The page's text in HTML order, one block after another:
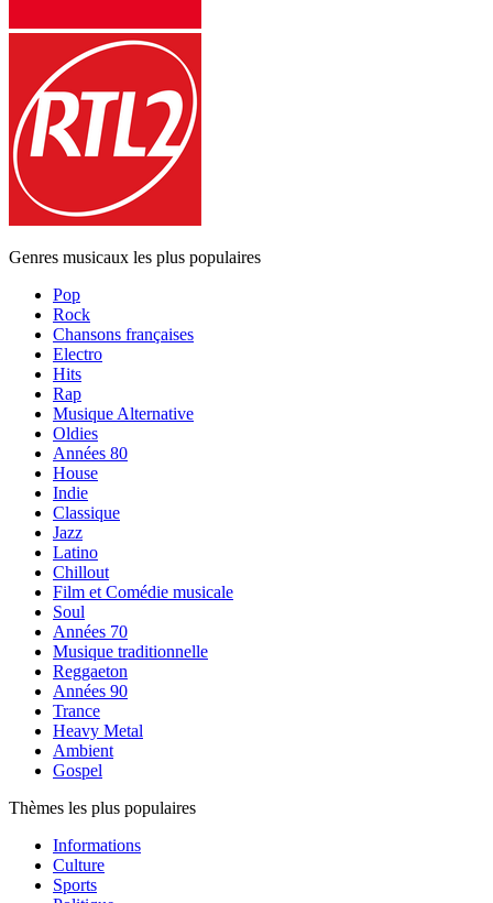
Genres musicaux les plus populaires
Pop
Rock
Chansons françaises
Electro
Hits
Rap
Musique Alternative
Oldies
Années 80
House
Indie
Classique
Jazz
Latino
Chillout
Film et Comédie musicale
Soul
Années 70
Musique traditionnelle
Reggaeton
Années 90
Trance
Heavy Metal
Ambient
Gospel
Thèmes les plus populaires
Informations
Culture
Sports